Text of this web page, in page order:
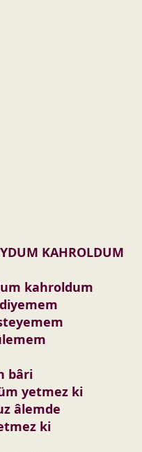
KAHROLDUM
kahroldum
bâri
yetmez ki
âlemde
ki